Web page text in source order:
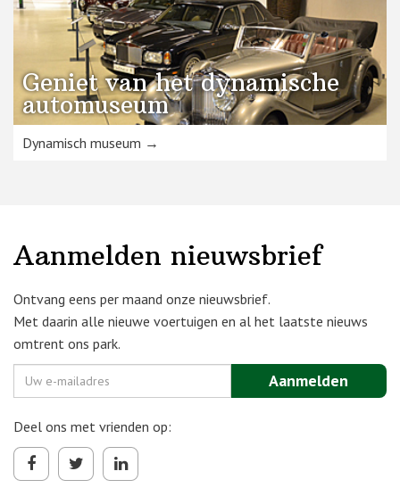
Geniet van het dynamische
automuseum
Dynamisch museum →
Aanmelden nieuwsbrief
Ontvang eens per maand onze nieuwsbrief.
Met daarin alle nieuwe voertuigen en al het laatste nieuws
omtrent ons park.
Deel ons met vrienden op: